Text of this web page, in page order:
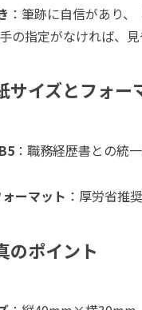
：筆跡に自信があり
の指定がなければ、見
サイズとフォー
：職務経歴書との統
ーマット ：厚労省推
のポイント